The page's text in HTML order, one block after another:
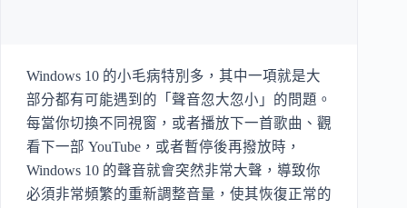
Windows 10 的小毛病特別多，其中一項就是大
部分都有可能遇到的「聲音忽大忽小」的問題。
每當你切換不同視窗，或者播放下一首歌曲、觀
看下一部 YouTube，或者暫停後再撥放時，
Windows 10 的聲音就會突然非常大聲，導致你
必須非常頻繁的重新調整音量，使其恢復正常的